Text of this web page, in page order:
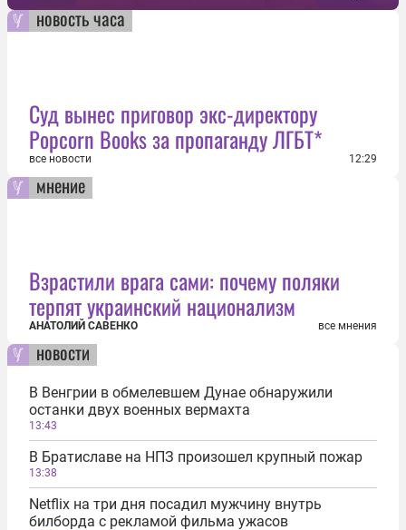
новость часа
Суд вынес приговор экс-директору
Popcorn Books за пропаганду ЛГБТ*
все новости 12:29
мнение
Взрастили врага сами: почему поляки
терпят украинский национализм
АНАТОЛИЙ САВЕНКО все мнения
новости
В Венгрии в обмелевшем Дунае обнаружили
останки двух военных вермахта
13:43
В Братиславе на НПЗ произошел крупный пожар
13:38
Netflix на три дня посадил мужчину внутрь
билборда с рекламой фильма ужасов